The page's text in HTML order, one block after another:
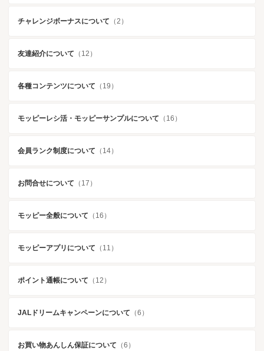
チャレンジボーナスについて （2）
友達紹介について （12）
各種コンテンツについて （19）
モッピーレシ活・モッピーサンプルについて （16）
会員ランク制度について （14）
お問合せについて （17）
モッピー全般について （16）
モッピーアプリについて （11）
ポイント通帳について （12）
JALドリームキャンペーンについて （6）
お買い物あんしん保証について （6）